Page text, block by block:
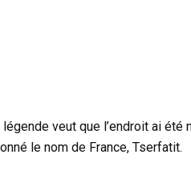
légende veut que l’endroit ai été
le nom de France, Tserfatit.